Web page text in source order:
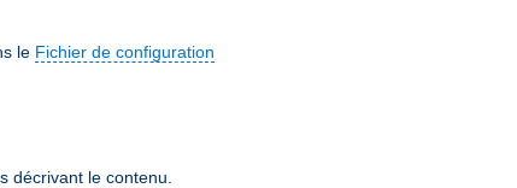
le Fichier de configuration
décrivant le contenu.